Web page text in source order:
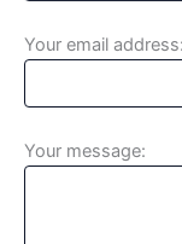
Your email address:
Your message: